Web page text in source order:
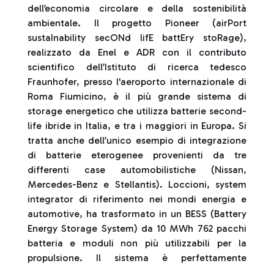
dell’economia circolare e della sostenibilità
ambientale. Il progetto Pioneer (airPort
sustaInability secONd lifE battEry stoRage),
realizzato da Enel e ADR con il contributo
scientifico dell’Istituto di ricerca tedesco
Fraunhofer, presso l'aeroporto internazionale di
Roma Fiumicino, è il più grande sistema di
storage energetico che utilizza batterie second-
life ibride in Italia, e tra i maggiori in Europa. Si
tratta anche dell’unico esempio di integrazione
di batterie eterogenee provenienti da tre
differenti case automobilistiche (Nissan,
Mercedes-Benz e Stellantis). Loccioni, system
integrator di riferimento nei mondi energia e
automotive, ha trasformato in un BESS (Battery
Energy Storage System) da 10 MWh 762 pacchi
batteria e moduli non più utilizzabili per la
propulsione. Il sistema è perfettamente